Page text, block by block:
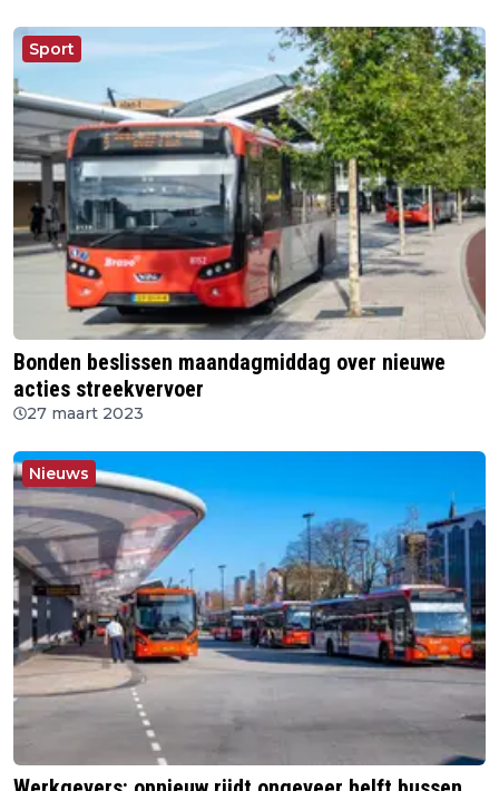
Sport
Bonden beslissen maandagmiddag over nieuwe
acties streekvervoer
27 maart 2023
Nieuws